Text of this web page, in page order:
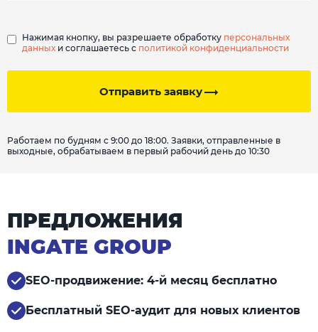
Отправить заявку
Нажимая кнопку, вы разрешаете обработку персональных
данных и соглашаетесь с политикой конфиденциальности
Работаем по будням с 9:00 до 18:00. Заявки, отправленные в
выходные, обрабатываем в первый рабочий день до 10:30
ПРЕДЛОЖЕНИЯ
INGATE GROUP
SEO-продвижение: 4-й месяц бесплатно
Бесплатный SEO-аудит для новых клиентов